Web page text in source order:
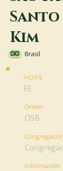
Kim
Brasil
HO/FE
FE
Orden
OSB
Información